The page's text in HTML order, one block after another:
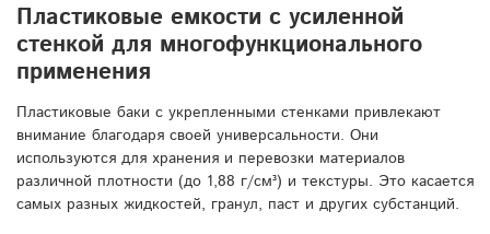
Пластиковые емкости с усиленной
стенкой для многофункционального
применения
Пластиковые баки с укрепленными стенками привлекают
внимание благодаря своей универсальности. Они
используются для хранения и перевозки материалов
различной плотности (до 1,88 г/см³) и текстуры. Это касается
самых разных жидкостей, гранул, паст и других субстанций.